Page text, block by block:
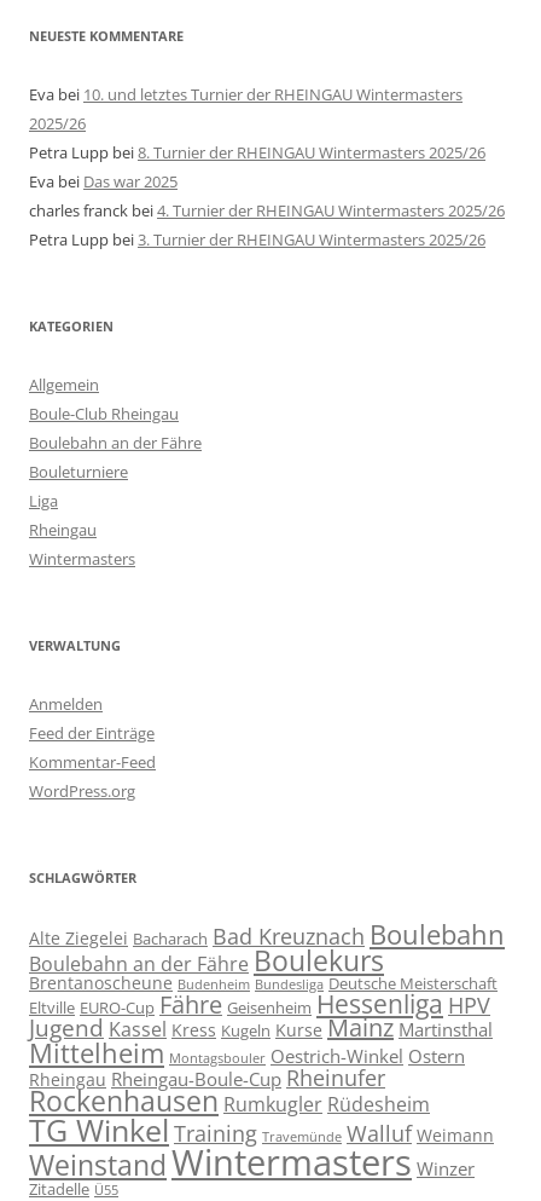
NEUESTE KOMMENTARE
Eva bei 10. und letztes Turnier der RHEINGAU Wintermasters
2025/26
Petra Lupp bei8. Turnier der RHEINGAU Wintermasters 2025/26
Eva bei Das war 2025
charles franck bei4. Turnier der RHEINGAU Wintermasters 2025/26
Petra Lupp bei3. Turnier der RHEINGAU Wintermasters 2025/26
KATEGORIEN
Allgemein
Boule-Club Rheingau
Boulebahn an der Fähre
Bouleturniere
Liga
Rheingau
Wintermasters
VERWALTUNG
Anmelden
Feed der Einträge
Kommentar-Feed
WordPress.org
SCHLAGWÖRTER
Alte Ziegelei Bacharach Bad Kreuznach Boulebahn
Boulebahn an der Fähre Boulekurs
Brentanoscheune Budenheim Bundesliga Deutsche Meisterschaft
Eltville EURO-Cup Fähre Geisenheim Hessenliga HPV
Jugend Kassel Kress Kugeln Kurse Mainz Martinsthal
Mittelheim Montagsbouler Oestrich-Winkel Ostern
Rheingau Rheingau-Boule-Cup Rheinufer
Rockenhausen Rumkugler Rüdesheim
TG WinkelTraining Travemünde Walluf Weimann
WeinstandWintermasters Winzer
Zitadelle Ü55